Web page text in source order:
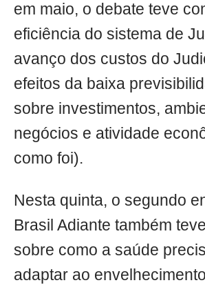
em maio, o debate teve
eficiência do sistema de
avanço dos custos do
efeitos da baixa
sobre investimentos,
negócios e atividade
como foi).
Nesta quinta, o segundo
Brasil Adiante também
sobre como a saúde
adaptar ao